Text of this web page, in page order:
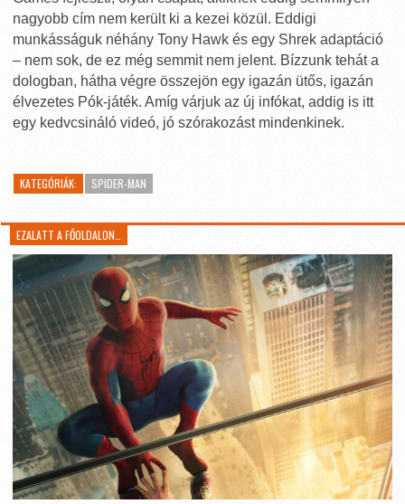
nagyobb cím nem került ki a kezei közül. Eddigi
munkásságuk néhány Tony Hawk és egy Shrek adaptáció
– nem sok, de ez még semmit nem jelent. Bízzunk tehát a
dologban, hátha végre összejön egy igazán ütős, igazán
élvezetes Pók-játék. Amíg várjuk az új infókat, addig is itt
egy kedvcsináló videó, jó szórakozást mindenkinek.
KATEGÓRIÁK: SPIDER-MAN
EZALATT A FŐOLDALON…